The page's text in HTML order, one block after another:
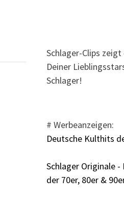
Schlager-Clips
Deiner
Schlager!
# Werbeanzeigen:
Deutsche Kulthits
Schlager Originale
der 70er, 80er &